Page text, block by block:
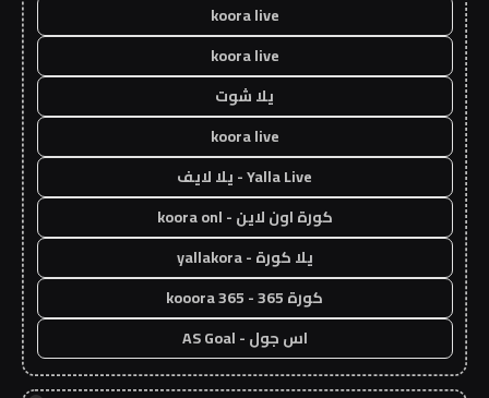
koora live
koora live
يلا شوت
koora live
Yalla Live - يلا لايف
كورة اون لاين - koora onl
يلا كورة - yallakora
كورة 365 - kooora 365
اس جول - AS Goal